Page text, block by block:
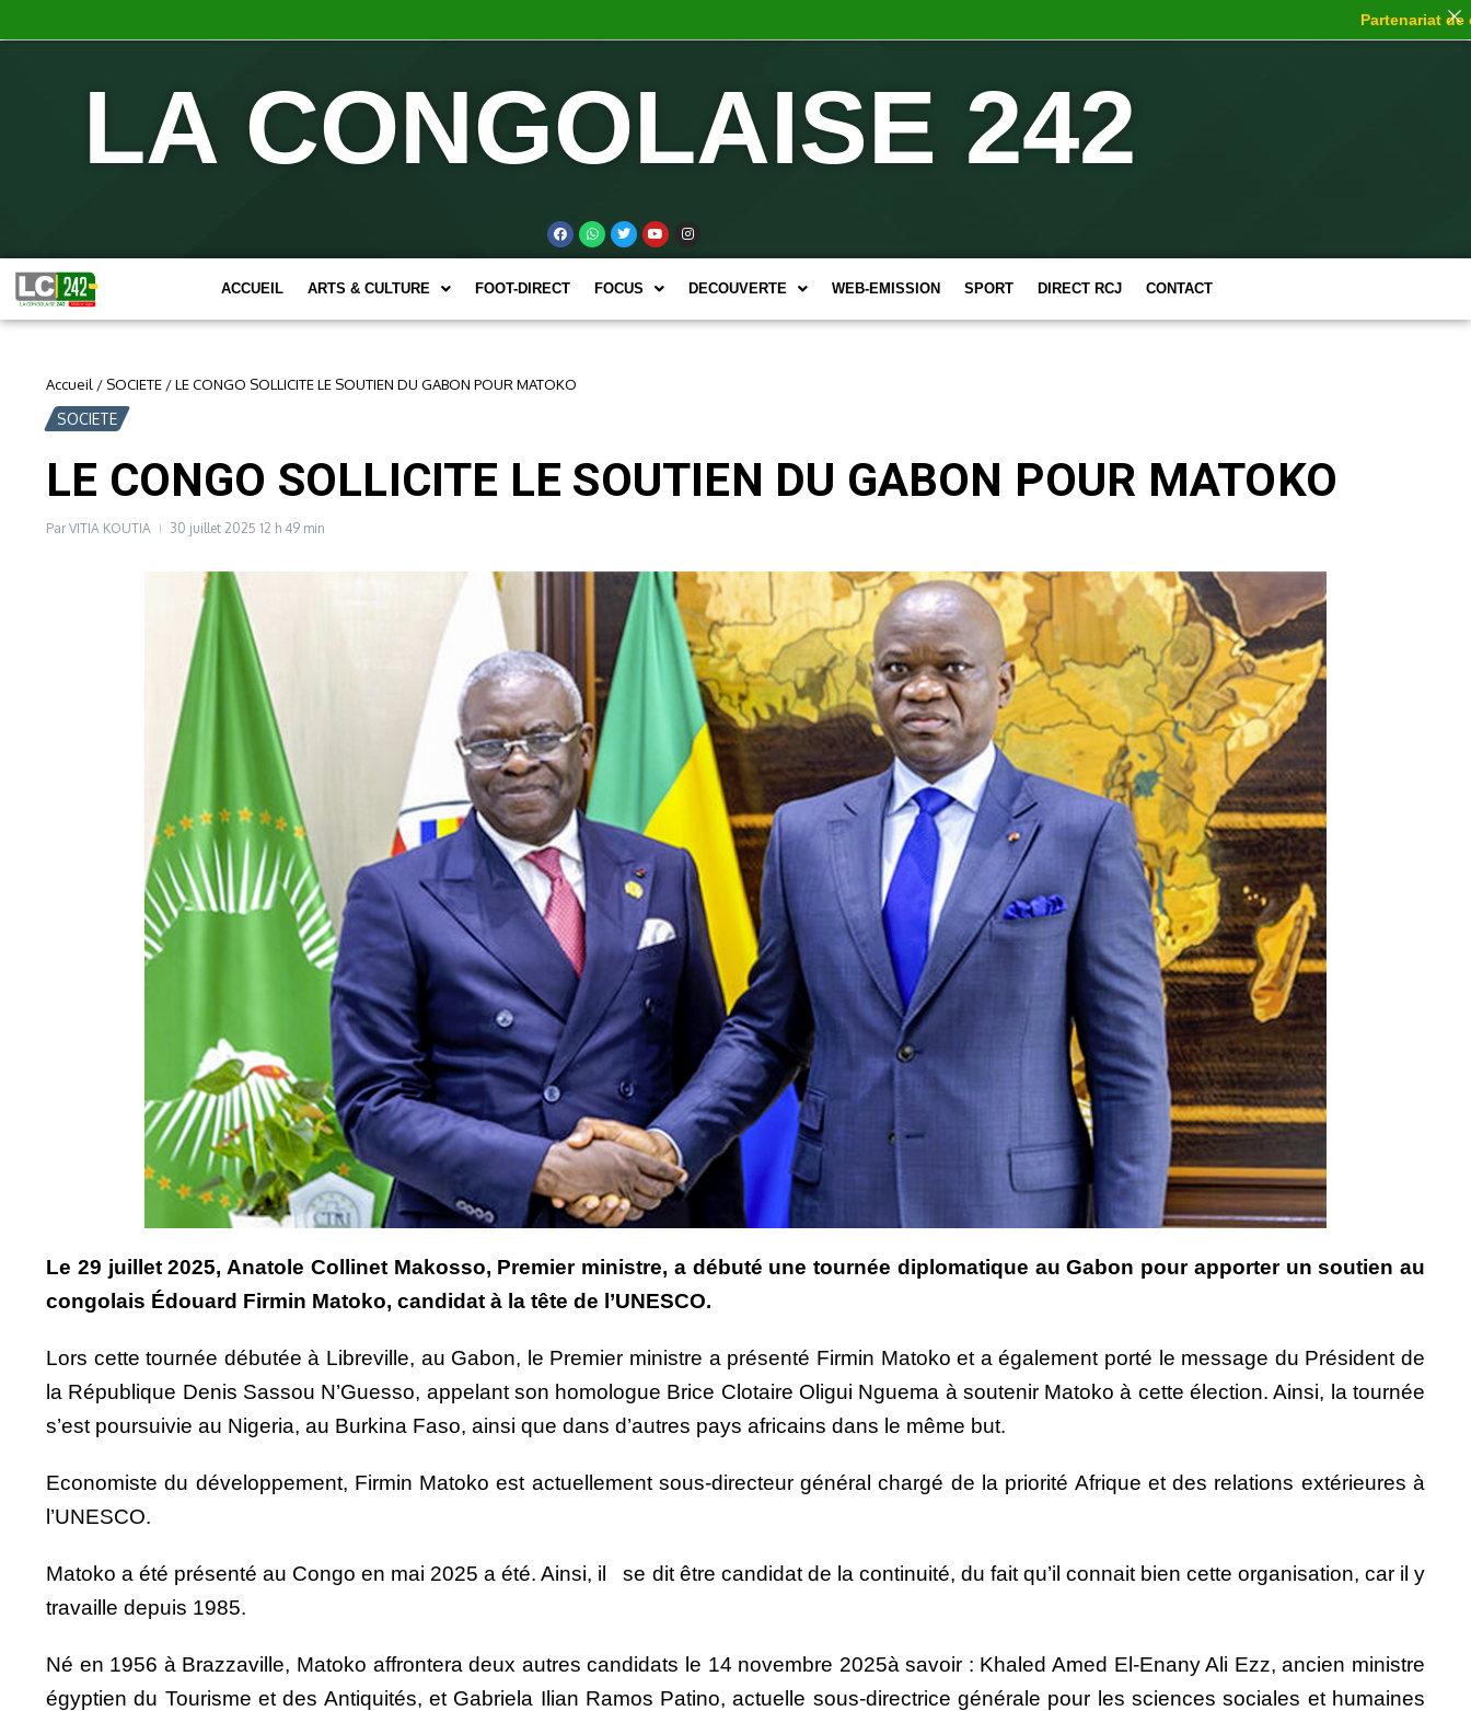
LA CONGOLAISE 242
ACCUEIL ARTS & CULTURE FOOT-DIRECT FOCUS DECOUVERTE WEB-EMISSION SPORT DIRECT RCJ CONTACT
Accueil / SOCIETE /LE CONGO SOLLICITE LE SOUTIEN DU GABON POUR MATOKO
SOCIETE
LE CONGO SOLLICITE LE SOUTIEN DU GABON POUR MATOKO
ParVITIA KOUTIA 30 juillet 2025 12 h 49 min
Le 29 juillet 2025, Anatole Collinet Makosso, Premier ministre, a débuté une tournée diplomatique au Gabon pour apporter un soutien au
congolais Édouard Firmin Matoko, candidat à la tête de l’UNESCO.
Lors cette tournée débutée à Libreville, au Gabon, le Premier ministre a présenté Firmin Matoko et a également porté le message du Président de
la République Denis Sassou N’Guesso, appelant son homologue Brice Clotaire Oligui Nguema à soutenir Matoko à cette élection. Ainsi, la tournée
s’est poursuivie au Nigeria, au Burkina Faso, ainsi que dans d’autres pays africains dans le même but.
Economiste du développement, Firmin Matoko est actuellement sous-directeur général chargé de la priorité Afrique et des relations extérieures à
l’UNESCO.
Matoko a été présenté au Congo en mai 2025 a été. Ainsi, il se dit être candidat de la continuité, du fait qu’il connait bien cette organisation, car il y
travaille depuis 1985.
Né en 1956 à Brazzaville, Matoko affrontera deux autres candidats le 14 novembre 2025à savoir : Khaled Amed El-Enany Ali Ezz, ancien ministre
égyptien du Tourisme et des Antiquités, et Gabriela Ilian Ramos Patino, actuelle sous-directrice générale pour les sciences sociales et humaines
Partenariat de choc